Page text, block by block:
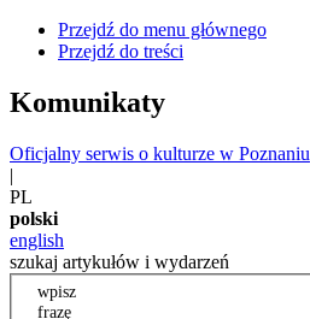
Przejdź do menu głównego
Przejdź do treści
Komunikaty
Oficjalny serwis o kulturze w Poznaniu
|
PL
polski
english
szukaj artykułów i wydarzeń
wpisz
frazę